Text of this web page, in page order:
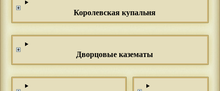
Королевская купальня
Дворцовые казематы